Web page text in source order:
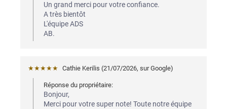
Un grand merci pour votre confiance.
A très bientôt
L'équipe ADS
AB.
★★★★★ Cathie Kerilis (21/07/2026, sur Google)
Réponse du propriétaire:
Bonjour,
Merci pour votre super note! Toute notre équipe